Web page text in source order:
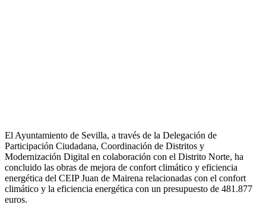
El Ayuntamiento de Sevilla, a través de la Delegación de
Participación Ciudadana, Coordinación de Distritos y
Modernización Digital en colaboración con el Distrito Norte, ha
concluido las obras de mejora de confort climático y eficiencia
energética del CEIP Juan de Mairena relacionadas con el confort
climático y la eficiencia energética con un presupuesto de 481.877
euros.